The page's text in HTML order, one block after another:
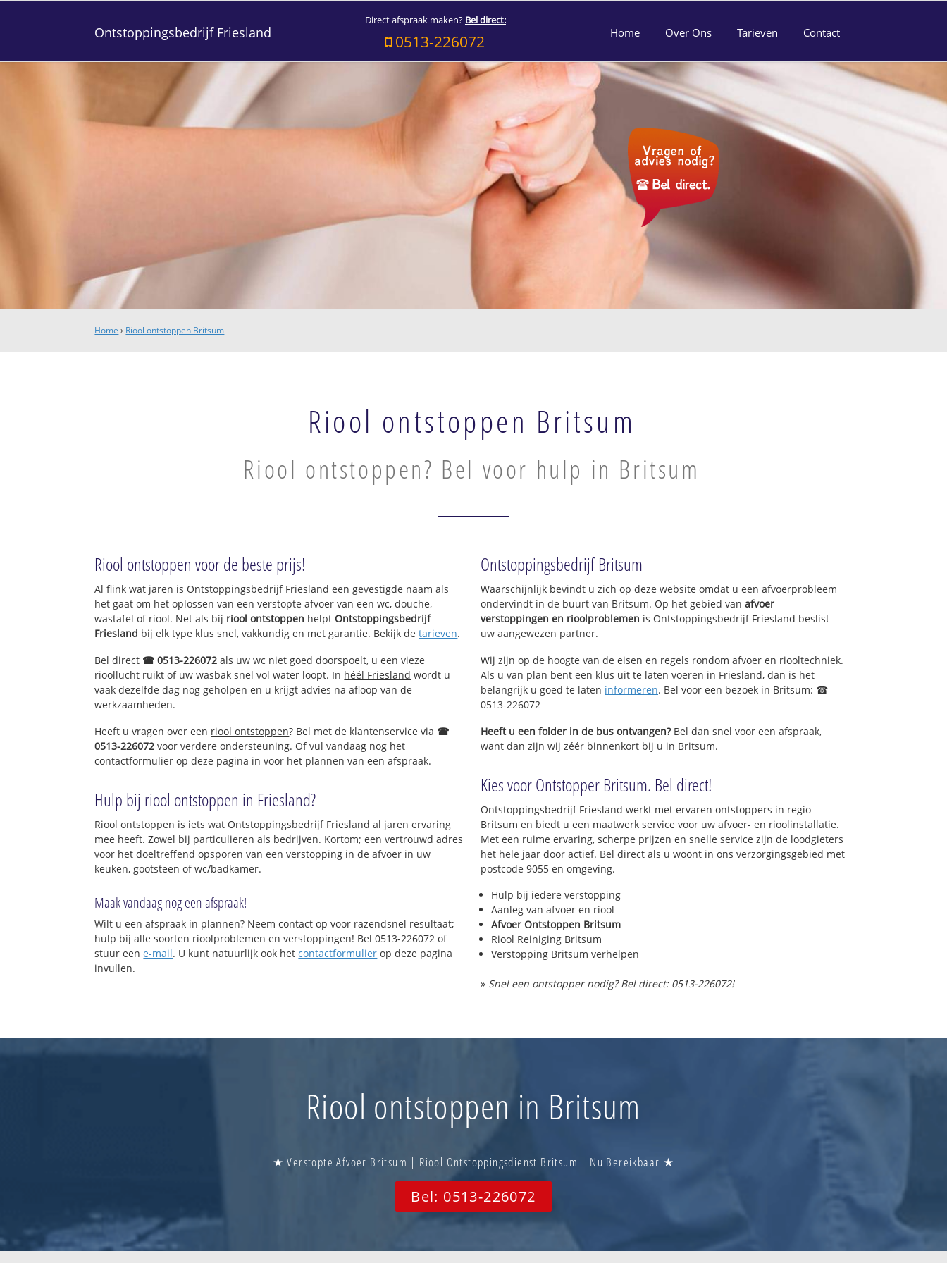
Ontstoppingsbedrijf Friesland
Direct afspraak maken? Bel direct:
0513-226072 Home Over Ons Tarieven Contact
Home › Riool ontstoppen Britsum
Riool ontstoppen Britsum
Riool ontstoppen? Bel voor hulp in Britsum
Riool ontstoppen voor de beste prijs!
Al flink wat jaren is Ontstoppingsbedrijf Friesland een gevestigde naam als
het gaat om het oplossen van een verstopte afvoer van een wc, douche,
wastafel of riool. Net als bij riool ontstoppen helptOntstoppingsbedrijf
Friesland bij elk type klus snel, vakkundig en met garantie. Bekijk detarieven.
Bel direct ☎ 0513-226072 als uw wc niet goed doorspoelt, u een vieze
rioollucht ruikt of uw wasbak snel vol water loopt. In héél Friesland wordt u
vaak dezelfde dag nog geholpen en u krijgt advies na afloop van de
werkzaamheden.
Heeft u vragen over een riool ontstoppen? Bel met de klantenservice via ☎
0513-226072 voor verdere ondersteuning. Of vul vandaag nog het
contactformulier op deze pagina in voor het plannen van een afspraak.
Hulp bij riool ontstoppen in Friesland?
Riool ontstoppen is iets wat Ontstoppingsbedrijf Friesland al jaren ervaring
mee heeft. Zowel bij particulieren als bedrijven. Kortom; een vertrouwd adres
voor het doeltreffend opsporen van een verstopping in de afvoer in uw
keuken, gootsteen of wc/badkamer.
Maak vandaag nog een afspraak!
Wilt u een afspraak in plannen? Neem contact op voor razendsnel resultaat;
hulp bij alle soorten rioolproblemen en verstoppingen! Bel 0513-226072 of
stuur eene-mail. U kunt natuurlijk ook hetcontactformulier op deze pagina
invullen.
Ontstoppingsbedrijf Britsum
Waarschijnlijk bevindt u zich op deze website omdat u een afvoerprobleem
ondervindt in de buurt van Britsum. Op het gebied van afvoer
verstoppingen en rioolproblemen is Ontstoppingsbedrijf Friesland beslist
uw aangewezen partner.
Wij zijn op de hoogte van de eisen en regels rondom afvoer en riooltechniek.
Als u van plan bent een klus uit te laten voeren in Friesland, dan is het
belangrijk u goed te laten informeren. Bel voor een bezoek in Britsum: ☎
0513-226072
Heeft u een folder in de bus ontvangen?Bel dan snel voor een afspraak,
want dan zijn wij zéér binnenkort bij u in Britsum.
Kies voor Ontstopper Britsum. Bel direct!
Ontstoppingsbedrijf Friesland werkt met ervaren ontstoppers in regio
Britsum en biedt u een maatwerk service voor uw afvoer- en rioolinstallatie.
Met een ruime ervaring, scherpe prijzen en snelle service zijn de loodgieters
het hele jaar door actief. Bel direct als u woont in ons verzorgingsgebied met
postcode 9055 en omgeving.
Hulp bij iedere verstopping
Aanleg van afvoer en riool
Afvoer Ontstoppen Britsum
Riool Reiniging Britsum
Verstopping Britsum verhelpen
» Snel een ontstopper nodig? Bel direct: 0513-226072!
Riool ontstoppen in Britsum
★ Verstopte Afvoer Britsum | Riool Ontstoppingsdienst Britsum | Nu Bereikbaar ★
Bel: 0513-226072